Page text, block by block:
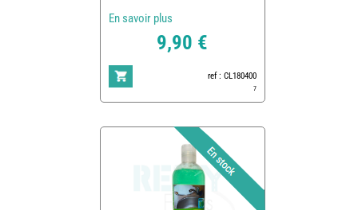
En savoir plus
9,90 €
ref : CL180400
7